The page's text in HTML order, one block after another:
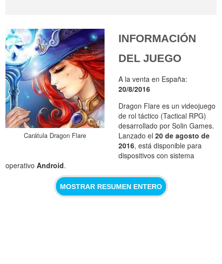
Carátula Dragon Flare
INFORMACIÓN
DEL JUEGO
A la venta en España:
20/8/2016
Dragon Flare es un videojuego
de rol táctico (Tactical RPG)
desarrollado por Solin Games.
Lanzado el20 de agosto de
2016, está disponible para
dispositivos con sistema
operativoAndroid.
MOSTRAR RESUMEN ENTERO